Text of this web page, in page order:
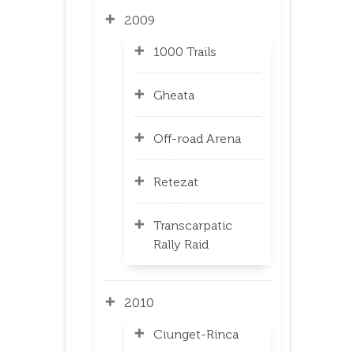
2009
1000 Trails
Gheata
Off-road Arena
Retezat
Transcarpatic
Rally Raid
2010
Ciunget-Rinca